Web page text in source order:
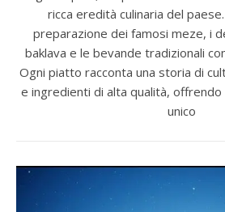
ricca eredità culinaria del
preparazione dei famosi meze, i
baklava e le bevande tradizionali
Ogni piatto racconta una storia di
e ingredienti di alta qualità,
unico